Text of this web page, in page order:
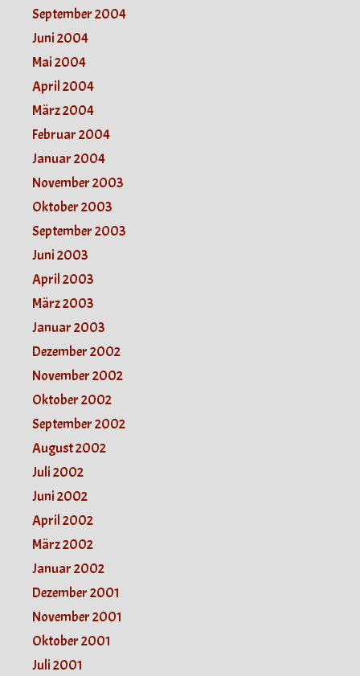
September 2004
Juni 2004
Mai 2004
April 2004
März 2004
Februar 2004
Januar 2004
November 2003
Oktober 2003
September 2003
Juni 2003
April 2003
März 2003
Januar 2003
Dezember 2002
November 2002
Oktober 2002
September 2002
August 2002
Juli 2002
Juni 2002
April 2002
März 2002
Januar 2002
Dezember 2001
November 2001
Oktober 2001
Juli 2001